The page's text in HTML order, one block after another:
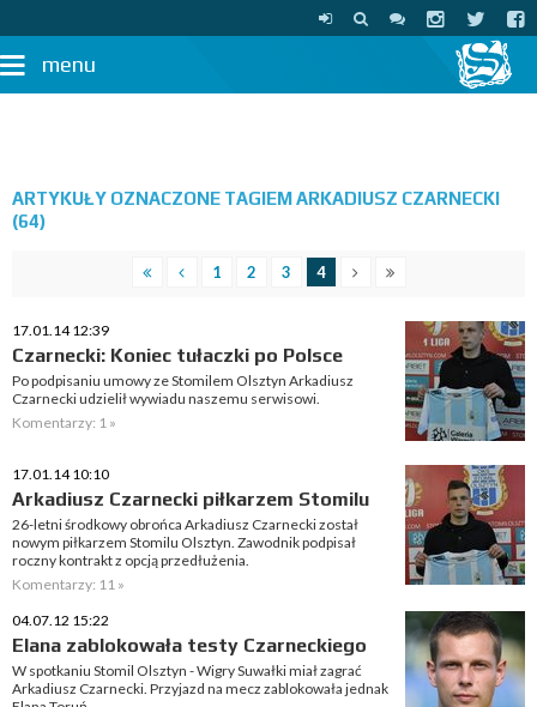
menu
ARTYKUŁY OZNACZONE TAGIEM ARKADIUSZ CZARNECKI
(64)
1 2 3 4
17.01.14 12:39
Czarnecki: Koniec tułaczki po Polsce
Po podpisaniu umowy ze Stomilem Olsztyn Arkadiusz
Czarnecki udzielił wywiadu naszemu serwisowi.
Komentarzy: 1 »
17.01.14 10:10
Arkadiusz Czarnecki piłkarzem Stomilu
26-letni środkowy obrońca Arkadiusz Czarnecki został
nowym piłkarzem Stomilu Olsztyn. Zawodnik podpisał
roczny kontrakt z opcją przedłużenia.
Komentarzy: 11 »
04.07.12 15:22
Elana zablokowała testy Czarneckiego
W spotkaniu Stomil Olsztyn - Wigry Suwałki miał zagrać
Arkadiusz Czarnecki. Przyjazd na mecz zablokowała jednak